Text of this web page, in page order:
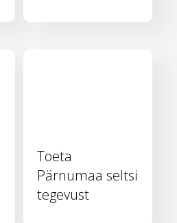
Toeta
Pärnumaa seltsi
tegevust